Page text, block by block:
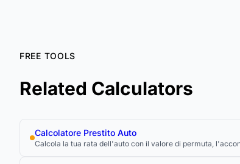
FREE TOOLS
Related Calculators
Calcolatore Prestito Auto
Calcola la tua rata dell'auto con il valore di permuta,